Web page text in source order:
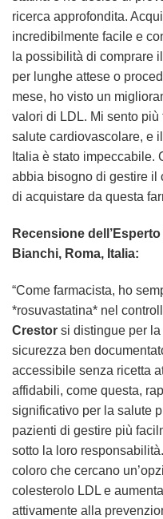
ricerca approfondita.
incredibilmente facile e
la possibilità di comprare
per lunghe attese o
mese, ho visto un
valori di LDL. Mi sento
salute cardiovascolare, e
Italia è stato
abbia bisogno di gestire il
di acquistare da questa
Recensione
Bianchi, Roma, Italia:
“Come farmacista, ho
*rosuvastatina* nel
Crestor si distingue per
sicurezza ben
accessibile senza ricetta
affidabili, come questa,
significativo per la salute
pazienti di gestire più
sotto la loro
coloro che cercano
colesterolo LDL e
attivamente alla